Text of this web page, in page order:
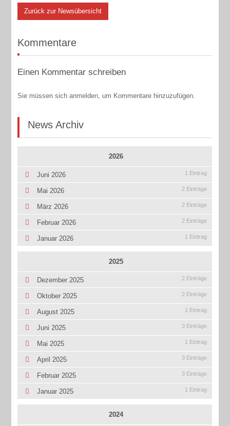
Zurück zur Newsübersicht
Kommentare
Einen Kommentar schreiben
Sie müssen sich anmelden, um Kommentare hinzuzufügen.
News Archiv
2026
Juni 2026 1 Eintrag
Mai 2026 2 Einträge
März 2026 2 Einträge
Februar 2026 2 Einträge
Januar 2026 1 Eintrag
2025
Dezember 2025 2 Einträge
Oktober 2025 2 Einträge
August 2025 1 Eintrag
Juni 2025 3 Einträge
Mai 2025 1 Eintrag
April 2025 3 Einträge
Februar 2025 3 Einträge
Januar 2025 1 Eintrag
2024